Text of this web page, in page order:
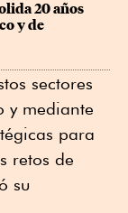
20 años
y de
sectores
y mediante
para
retos de
su